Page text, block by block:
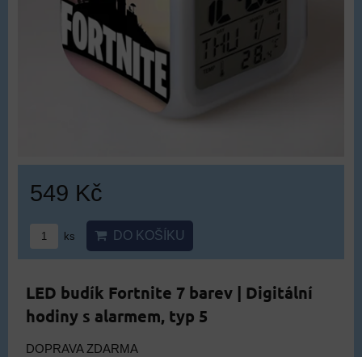
549 Kč
ks DO KOŠÍKU
LED budík Fortnite 7 barev | Digitální
hodiny s alarmem, typ 5
DOPRAVA ZDARMA